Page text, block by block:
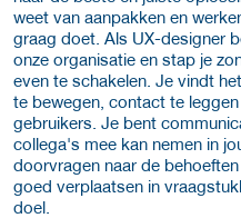
weet van aanpakken en
graag doet. Als UX-designer
onze organisatie en stap je
even te schakelen. Je vindt
te bewegen, contact te
gebruikers. Je bent
collega's mee kan nemen in
doorvragen naar de
goed verplaatsen in
doel.